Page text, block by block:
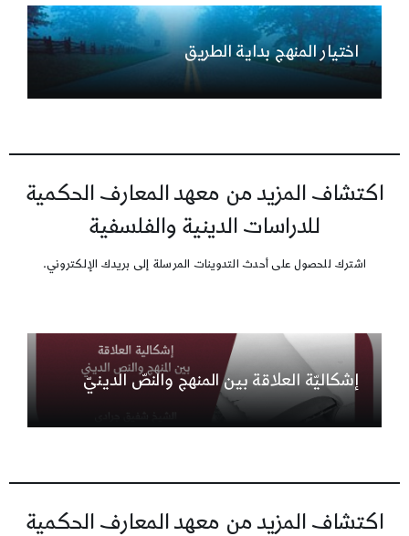
اختيار المنهج بداية الطريق
اكتشاف المزيد من معهد المعارف الحكمية
للدراسات الدينية والفلسفية
اشترك للحصول على أحدث التدوينات المرسلة إلى بريدك الإلكتروني.
إشكاليّة العلاقة بين المنهج والنصّ الدينيّ
اكتشاف المزيد من معهد المعارف الحكمية